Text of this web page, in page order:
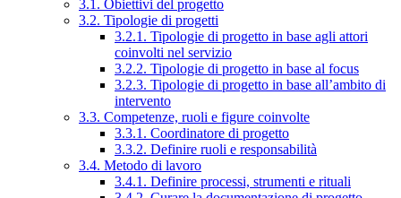
3.1. Obiettivi del progetto
3.2. Tipologie di progetti
3.2.1. Tipologie di progetto in base agli attori
coinvolti nel servizio
3.2.2. Tipologie di progetto in base al focus
3.2.3. Tipologie di progetto in base all’ambito di
intervento
3.3. Competenze, ruoli e figure coinvolte
3.3.1. Coordinatore di progetto
3.3.2. Definire ruoli e responsabilità
3.4. Metodo di lavoro
3.4.1. Definire processi, strumenti e rituali